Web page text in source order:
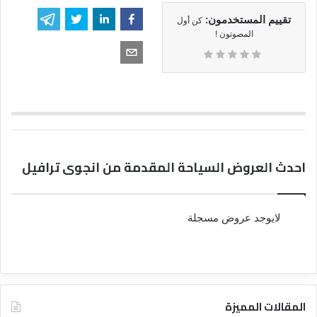
تقييم المستخدمون: كن أول
المصوتون !
احدث العروض السياحة المقدمة من انجوى ترافيل
لايوجد عروض مسجلة
المقالات المميزة